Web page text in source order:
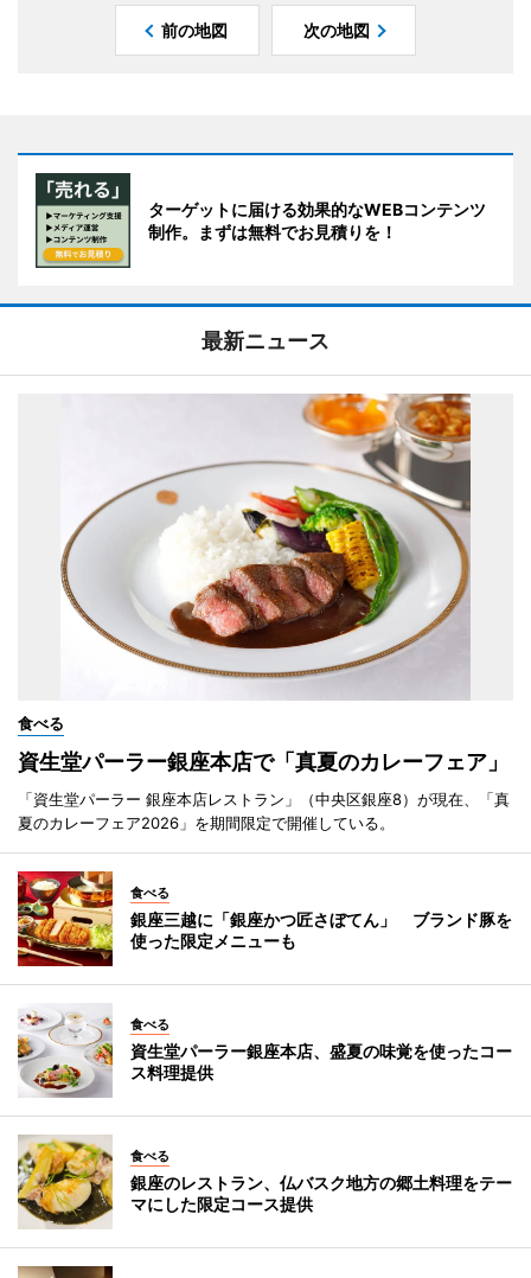
前の地図 次の地図
ターゲットに届ける効果的なWEBコンテンツ
制作。まずは無料でお見積りを！
最新ニュース
食べる
資生堂パーラー銀座本店で「真夏のカレーフェア」
「資生堂パーラー 銀座本店レストラン」（中央区銀座8）が現在、「真
夏のカレーフェア2026」を期間限定で開催している。
食べる
銀座三越に「銀座かつ匠さぼてん」 ブランド豚を
使った限定メニューも
食べる
資生堂パーラー銀座本店、盛夏の味覚を使ったコー
ス料理提供
食べる
銀座のレストラン、仏バスク地方の郷土料理をテー
マにした限定コース提供